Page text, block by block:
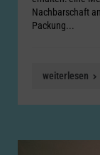
Nachbarschaft
Packung...
weiterlesen